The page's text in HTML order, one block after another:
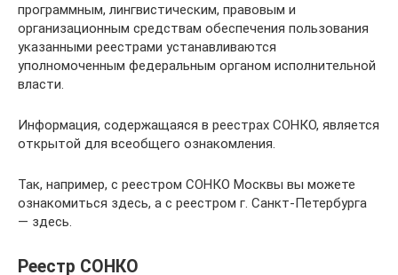
программным, лингвистическим, правовым и
организационным средствам обеспечения пользования
указанными реестрами устанавливаются
уполномоченным федеральным органом исполнительной
власти.
Информация, содержащаяся в реестрах СОНКО, является
открытой для всеобщего ознакомления.
Так, например, с реестром СОНКО Москвы вы можете
ознакомиться здесь, а с реестром г. Санкт-Петербурга
— здесь.
Реестр СОНКО